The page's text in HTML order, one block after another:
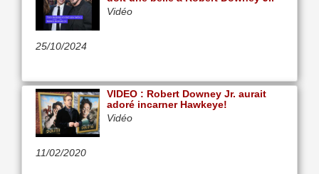
25/10/2024
Vidéo
11/02/2020
VIDEO : Robert Downey Jr. aurait
adoré incarner Hawkeye!
Vidéo